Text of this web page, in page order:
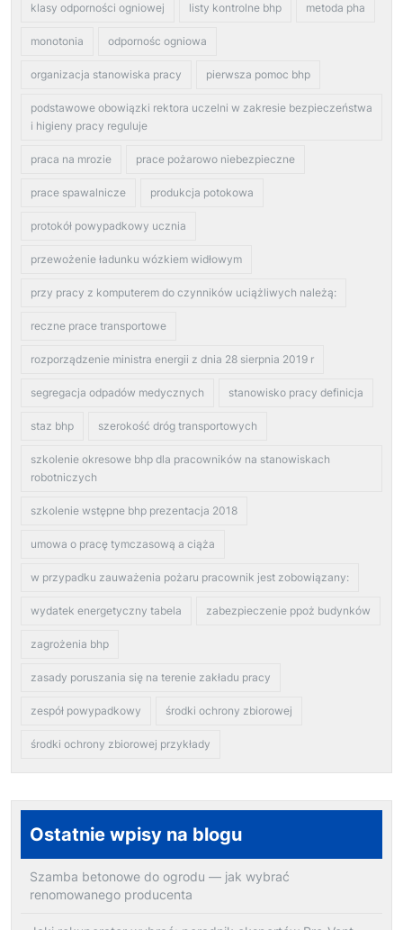
klasy odporności ogniowej listy kontrolne bhp metoda pha
monotonia odpornośc ogniowa
organizacja stanowiska pracy pierwsza pomoc bhp
podstawowe obowiązki rektora uczelni w zakresie bezpieczeństwa
i higieny pracy reguluje
praca na mrozie prace pożarowo niebezpieczne
prace spawalnicze produkcja potokowa
protokół powypadkowy ucznia
przewożenie ładunku wózkiem widłowym
przy pracy z komputerem do czynników uciążliwych należą:
reczne prace transportowe
rozporządzenie ministra energii z dnia 28 sierpnia 2019 r
segregacja odpadów medycznych stanowisko pracy definicja
staz bhp szerokość dróg transportowych
szkolenie okresowe bhp dla pracowników na stanowiskach
robotniczych
szkolenie wstępne bhp prezentacja 2018
umowa o pracę tymczasową a ciąża
w przypadku zauważenia pożaru pracownik jest zobowiązany:
wydatek energetyczny tabela zabezpieczenie ppoż budynków
zagrożenia bhp
zasady poruszania się na terenie zakładu pracy
zespół powypadkowy środki ochrony zbiorowej
środki ochrony zbiorowej przykłady
Ostatnie wpisy na blogu
Szamba betonowe do ogrodu — jak wybrać
renomowanego producenta